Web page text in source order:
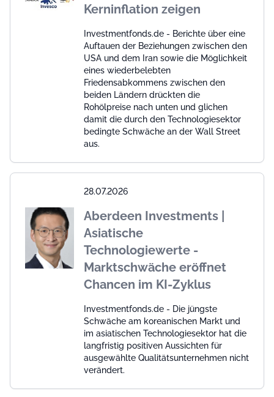
Kerninflation zeigen
Investmentfonds.de - Berichte über eine
Auftauen der Beziehungen zwischen den
USA und dem Iran sowie die Möglichkeit
eines wiederbelebten
Friedensabkommens zwischen den
beiden Ländern drückten die
Rohölpreise nach unten und glichen
damit die durch den Technologiesektor
bedingte Schwäche an der Wall Street
aus.
28.07.2026
Aberdeen Investments |
Asiatische
Technologiewerte -
Marktschwäche eröffnet
Chancen im KI-Zyklus
Investmentfonds.de - Die jüngste
Schwäche am koreanischen Markt und
im asiatischen Technologiesektor hat die
langfristig positiven Aussichten für
ausgewählte Qualitätsunternehmen nicht
verändert.